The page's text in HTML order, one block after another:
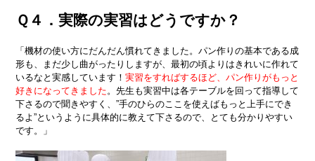
Ｑ４．実際の実習はどうですか？
「機材の使い方にだんだん慣れてきました。パン作りの基本である成
形も、まだ少し曲がったりしますが、最初の頃よりはきれいに作れて
いるなと実感しています！実習をすればするほど、パン作りがもっと
好きになってきました 。先生も実習中は各テーブルを回って指導して
下さるので聞きやすく、”手のひらのここを使えばもっと上手にでき
るよ”というように具体的に教えて下さるので、とても分かりやすい
です。」